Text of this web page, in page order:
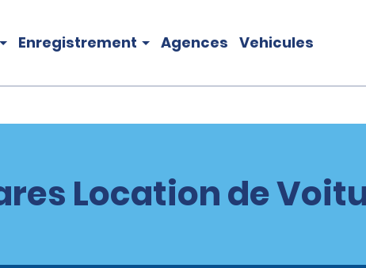
Enregistrement Agences Vehicules
Location de